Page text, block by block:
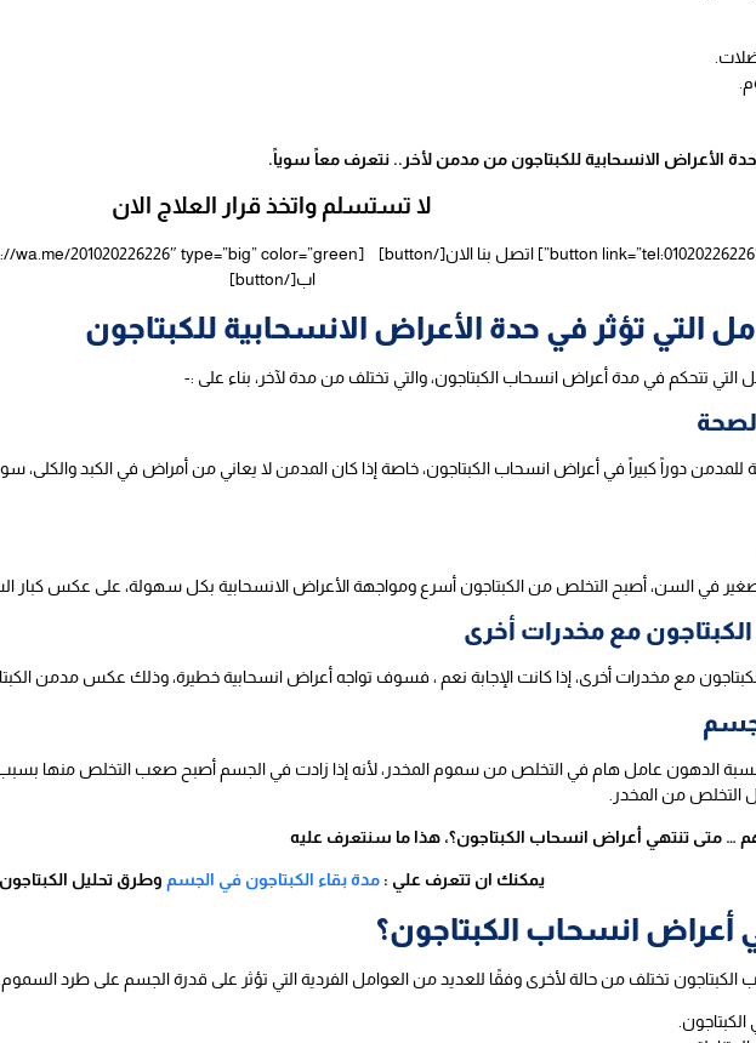
الأعراض الانسحابية للكبتاجون من مدمن لأخر.. نتعرف معاً سوياً.
لا تستسلم واتخذ قرار العلاج الان
اب[/button]
التي تؤثر في حدة الأعراض الانسحابية للكبتاجون
تتحكم في مدة أعراض انسحاب الكبتاجون، والتي تختلف من مدة لآخر، بناء على :-
للمدمن دوراً كبيراً في أعراض انسحاب الكبتاجون، خاصة إذا كان المدمن لا يعاني من أمراض في الكبد
في السن، أصبح التخلص من الكبتاجون أسرع ومواجهة الأعراض الانسحابية بكل سهولة، على عكس كبار
مع مخدرات أخرى
مع مخدرات أخرى، إذا كانت الإجابة نعم ، فسوف تواجه أعراض انسحابية خطيرة، وذلك عكس مدمن
الدهون عامل هام في التخلص من سموم المخدر، لأنه إذا زادت في الجسم أصبح صعب التخلص منها
التخلص من المخدر.
… متى تنتهي أعراض انسحاب الكبتاجون؟، هذا ما سنتعرف عليه
يمكنك ان تتعرف علي : مدة بقاء الكبتاجون في الجسم وطرق تحليل الكبتاجون
أعراض انسحاب الكبتاجون؟
تختلف من حالة لأخرى وفقًا للعديد من العوامل الفردية التي تؤثر على قدرة الجسم على طرد